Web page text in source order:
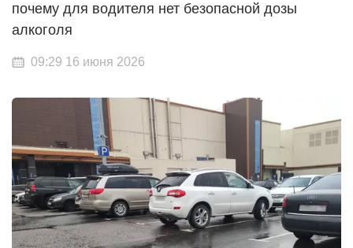
почему для водителя нет безопасной дозы
алкоголя
09:29 16 июня 2026